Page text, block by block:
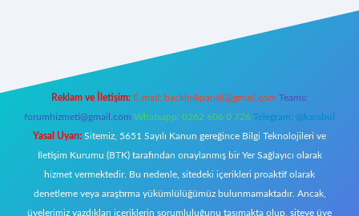
Reklam ve İletişim: E-mail: backlinkpaneli@gmail.com Teams:
forumhizmeti@gmail.com Whatsapp: 0262 606 0 726 Telegram: @karabul
Yasal Uyarı: Sitemiz, 5651 Sayılı Kanun gereğince Bilgi Teknolojileri ve
İletişim Kurumu (BTK) tarafından onaylanmış bir Yer Sağlayıcı olarak
hizmet vermektedir. Bu nedenle, sitedeki içerikleri proaktif olarak
denetleme veya araştırma yükümlülüğümüz bulunmamaktadır. Ancak,
üyelerimiz yazdıkları içeriklerin sorumluluğunu taşımakta olup, siteye üye